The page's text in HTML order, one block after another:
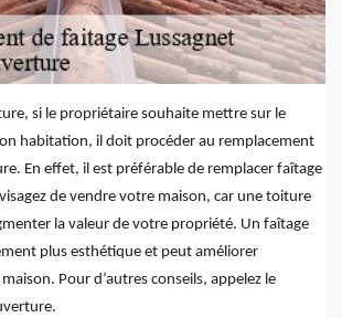
si le propriétaire souhaite mettre sur le
habitation, il doit procéder au remplacement
En effet, il est préférable de remplacer faîtage
de vendre votre maison, car une toiture
la valeur de votre propriété. Un faîtage
plus esthétique et peut améliorer
Pour d’autres conseils, appelez le